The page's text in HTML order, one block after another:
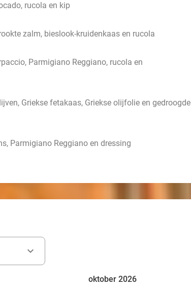
rucola en kip
zalm, bieslook-kruidenkaas en rucola
Parmigiano Reggiano, rucola en
Griekse fetakaas, Griekse olijfolie en gedroogde
Parmigiano Reggiano en dressing
oktober 2026